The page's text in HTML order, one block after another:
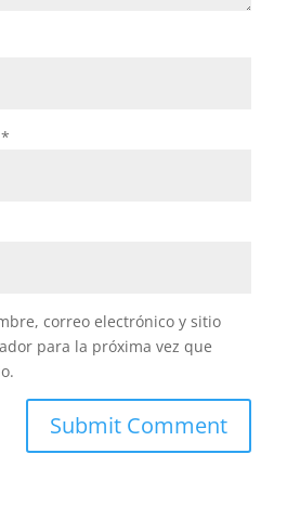
*
correo electrónico y sitio
para la próxima vez que